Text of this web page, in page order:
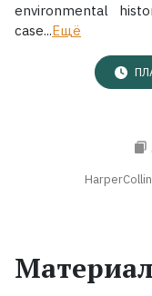
Коллекции
environmental
case...Ещё